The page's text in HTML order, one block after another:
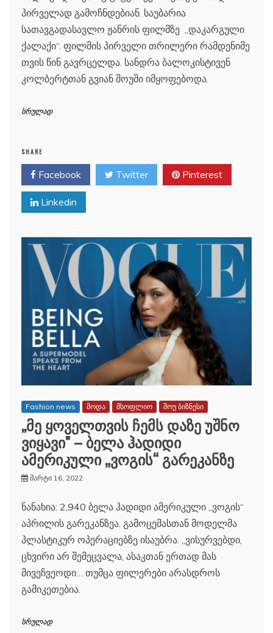
პირველად გამოჩნდებიან. საუბარია
სათავგადასავლო ჟანრის ფილმზე „დაკარგული
ქალაქი“. ფილმის პირველი თრილერი რამდენიმე
თვის წინ გავრცელდა. სანდრა ბალოკისტივენ
კოლბერტთან გვიან შოუში იმყოფებოდა.
სრულად
SHARE
Facebook Twitter Pinterest
Linkedin
Fashion news მოდა მსოფლიო შოუ ბიზნესი
,,მე ყოველთვის ჩემს დაზე უშნო
ვიყავი” – ბელა ჰადიდი
ამერიკული „ვოგის“ გარეკანზე
მარტი 16, 2022
ნანახია: 2,940 ბელა ჰადიდი ამერიკული „ვოგის“
აპრილის გარეკანზეა. გამოცემასთან მოდელმა
პლასტიკურ ოპერაციებზე ისაუბრა. „ვისურვებდი,
ცხვირი არ შემეცვალა, ასაკთან ერთად მას
მივეჩვეოდი… თუმცა ფილერები არასდროს
გამიკეთებია.
სრულად